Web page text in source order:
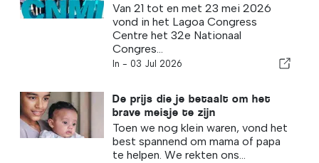
Van 21 tot en met 23 mei 2026
vond in het Lagoa Congress
Centre het 32e Nationaal
Congres...
In - 03 Jul 2026
De prijs die je betaalt om het
brave meisje te zijn
Toen we nog klein waren, vond het
best spannend om mama of papa
te helpen. We rekten ons...